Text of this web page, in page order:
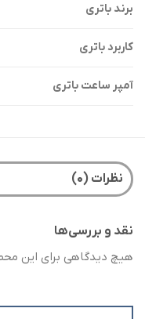
برند باتری
کاربرد باتری
آمپر ساعت باتری
نظرات (۰)
نقد و بررسی‌ها
هیچ دیدگاهی برای این